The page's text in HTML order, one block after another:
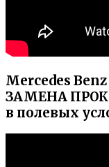
Mercedes
ЗАМЕНА
в полевых